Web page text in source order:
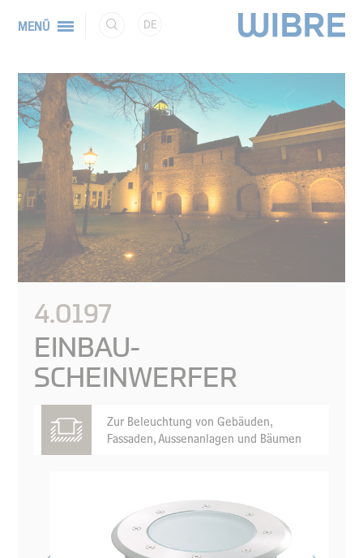
MENÜ DE
4.0197
EINBAU-
SCHEINWERFER
Zur Beleuchtung von Gebäuden,
Fassaden, Aussenanlagen und Bäumen